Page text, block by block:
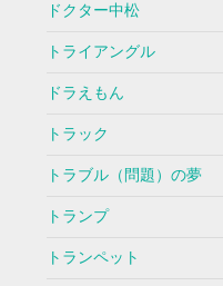
ドクター中松
トライアングル
ドラえもん
トラック
トラブル（問題）の夢
トランプ
トランペット